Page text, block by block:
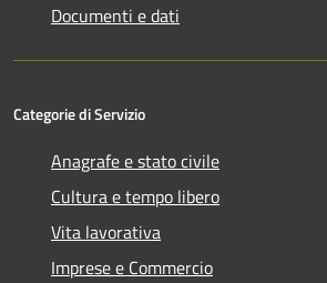
Documenti e dati
Categorie di Servizio
Anagrafe e stato civile
Cultura e tempo libero
Vita lavorativa
Imprese e Commercio